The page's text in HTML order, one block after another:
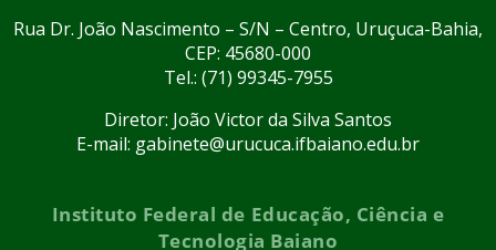
Rua Dr. João Nascimento – S/N – Centro, Uruçuca-Bahia,
CEP: 45680-000
Tel.: (71) 99345-7955
Diretor: João Victor da Silva Santos
E-mail: gabinete@urucuca.ifbaiano.edu.br
Instituto Federal de Educação, Ciência e
Tecnologia Baiano